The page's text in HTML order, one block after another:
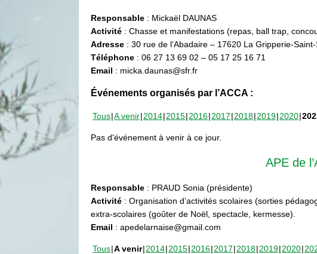
Responsable : Mickaël DAUNAS
Activité : Chasse et manifestations (repas, ball trap,
Adresse : 30 rue de l’Abadaire – 17620 La Gripperie-
Téléphone : 06 27 13 69 02 – 05 17 25 16 71
Email : micka.daunas@sfr.fr
Événements organisés par l’ACCA :
Tous A venir 2014 2015 2016 2017 2018 2019 2020
Pas d'événement à venir à ce jour.
APE de
Responsable : PRAUD Sonia (présidente)
Activité : Organisation d’activités scolaires (sorties
extra-scolaires (goûter de Noël, spectacle, kermesse).
Email : apedelarnaise@gmail.com
Tous A venir 2014 2015 2016 2017 2018 2019 2020